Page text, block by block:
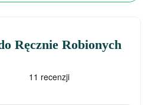
Ręcznie Robionych